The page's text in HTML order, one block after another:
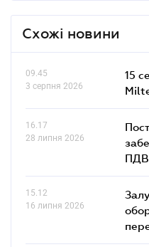
Схожі новини
09.45
3 серпня 2026
15
16.17
28 липня 2026
15.12
16 липня 2026